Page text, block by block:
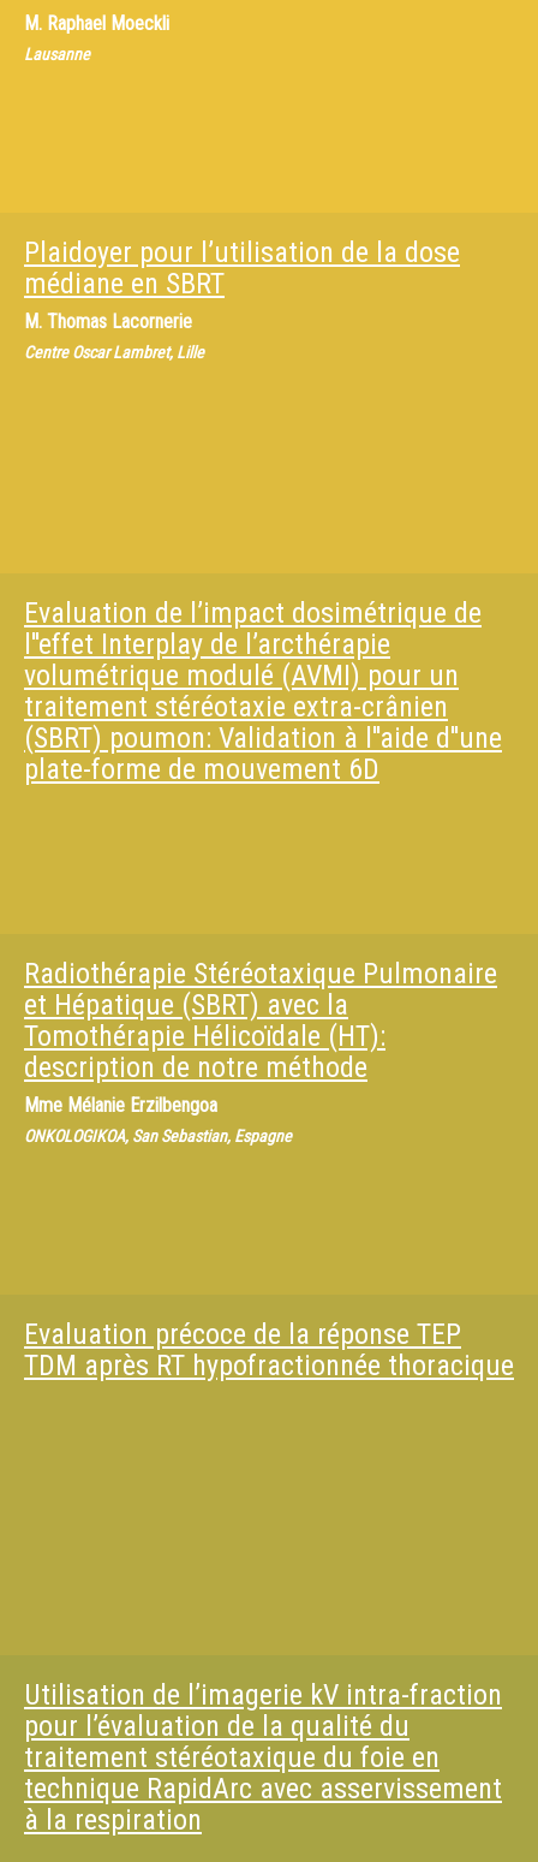
M. Raphael Moeckli
Lausanne
Plaidoyer pour l’utilisation de la dose
médiane en SBRT
M. Thomas Lacornerie
Centre Oscar Lambret, Lille
Evaluation de l’impact dosimétrique de
l''effet Interplay de l’arcthérapie
volumétrique modulé (AVMI) pour un
traitement stéréotaxie extra-crânien
(SBRT) poumon: Validation à l''aide d''une
plate-forme de mouvement 6D
Radiothérapie Stéréotaxique Pulmonaire
et Hépatique (SBRT) avec la
Tomothérapie Hélicoïdale (HT):
description de notre méthode
Mme Mélanie Erzilbengoa
ONKOLOGIKOA, San Sebastian, Espagne
Evaluation précoce de la réponse TEP
TDM après RT hypofractionnée thoracique
Utilisation de l’imagerie kV intra-fraction
pour l’évaluation de la qualité du
traitement stéréotaxique du foie en
technique RapidArc avec asservissement
à la respiration